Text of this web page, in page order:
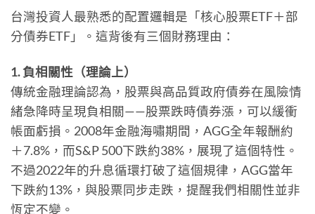
台灣投資人最熟悉的配置邏輯是「核心股票ETF＋部
分債券ETF」。這背後有三個財務理由：
1. 負相關性（理論上）
傳統金融理論認為，股票與高品質政府債券在風險情
緒急降時呈現負相關——股票跌時債券漲，可以緩衝
帳面虧損。2008年金融海嘯期間，AGG全年報酬約
＋7.8%，而S&P 500下跌約38%，展現了這個特性。
不過2022年的升息循環打破了這個規律，AGG當年
下跌約13%，與股票同步走跌，提醒我們相關性並非
恆定不變。